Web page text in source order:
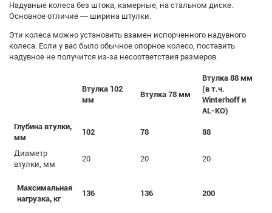
Надувные колеса без штока, камерные, на стальном диске.
Основное отличие — ширина штулки.
Эти колеса можно установить взамен испорченного надувного
колеса. Если у вас было обычное опорное колесо, поставить
надувное не получится из-за несоответствия размеров.
Втулка 102
мм
Втулка 78 мм
Втулка 88 мм
(в т.ч.
Winterhoff и
AL-KO)
Глубина втулки,
мм
102 78 88
Диаметр
втулки, мм
20 20 20
Максимальная
нагрузка, кг
136 136 200